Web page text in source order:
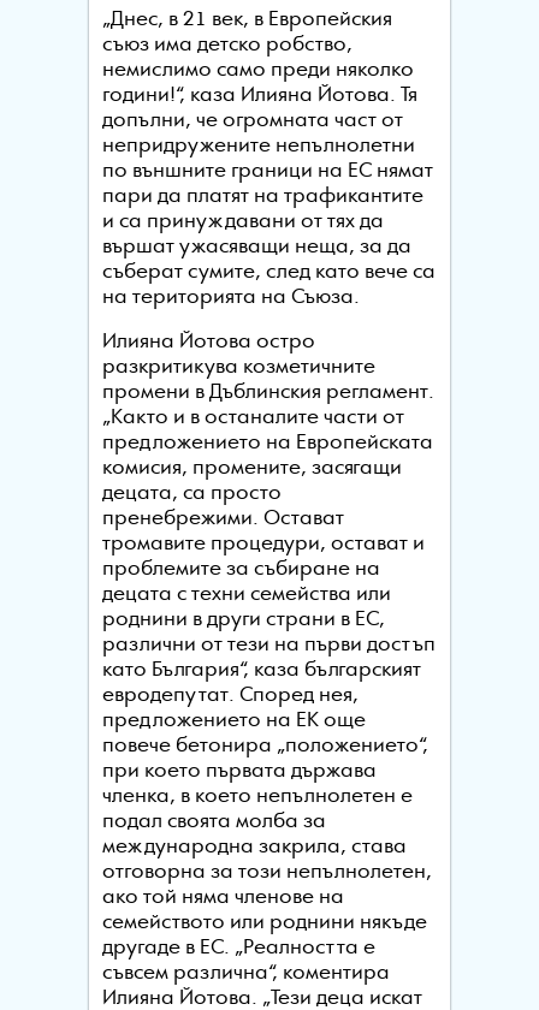
„Днес, в 21 век, в Европейския
съюз има детско робство,
немислимо само преди няколко
години!“, каза Илияна Йотова. Тя
допълни, че огромната част от
непридружените непълнолетни
по външните граници на ЕС нямат
пари да платят на трафикантите
и са принуждавани от тях да
вършат ужасяващи неща, за да
съберат сумите, след като вече са
на територията на Съюза.
Илияна Йотова остро
разкритикува козметичните
промени в Дъблинския регламент.
„Както и в останалите части от
предложението на Европейската
комисия, промените, засягащи
децата, са просто
пренебрежими. Остават
тромавите процедури, остават и
проблемите за събиране на
децата с техни семейства или
роднини в други страни в ЕС,
различни от тези на първи достъп
като България“, каза българският
евродепутат. Според нея,
предложението на ЕК още
повече бетонира „положението“,
при което първата държава
членка, в което непълнолетен е
подал своята молба за
международна закрила, става
отговорна за този непълнолетен,
ако той няма членове на
семейството или роднини някъде
другаде в ЕС. „Реалността е
съвсем различна“, коментира
Илияна Йотова. „Тези деца искат